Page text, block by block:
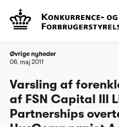
Forside
Partnerships overtagelse
LejlighedsCompagniet ApS
Øvrige nyheder
06. maj 2011
Varsling af
af FSN Capital III
Partnerships